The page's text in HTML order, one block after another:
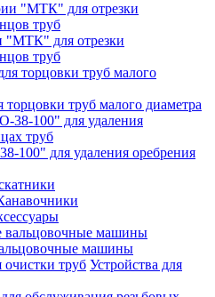
"МТК" для отрезки
труб
труб малого диаметра
для удаления оребрения
машины
Устройства для